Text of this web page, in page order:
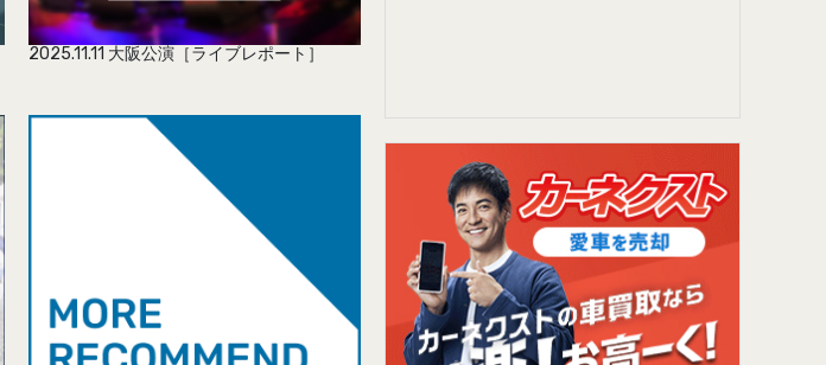
2025.11.11 大阪公演［ライブレポート］